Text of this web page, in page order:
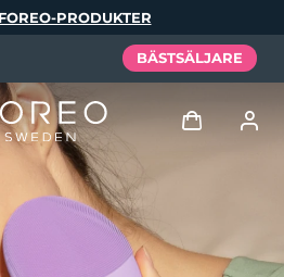
PRODUKTER
BÄSTSÄLJARE
Användarprofil